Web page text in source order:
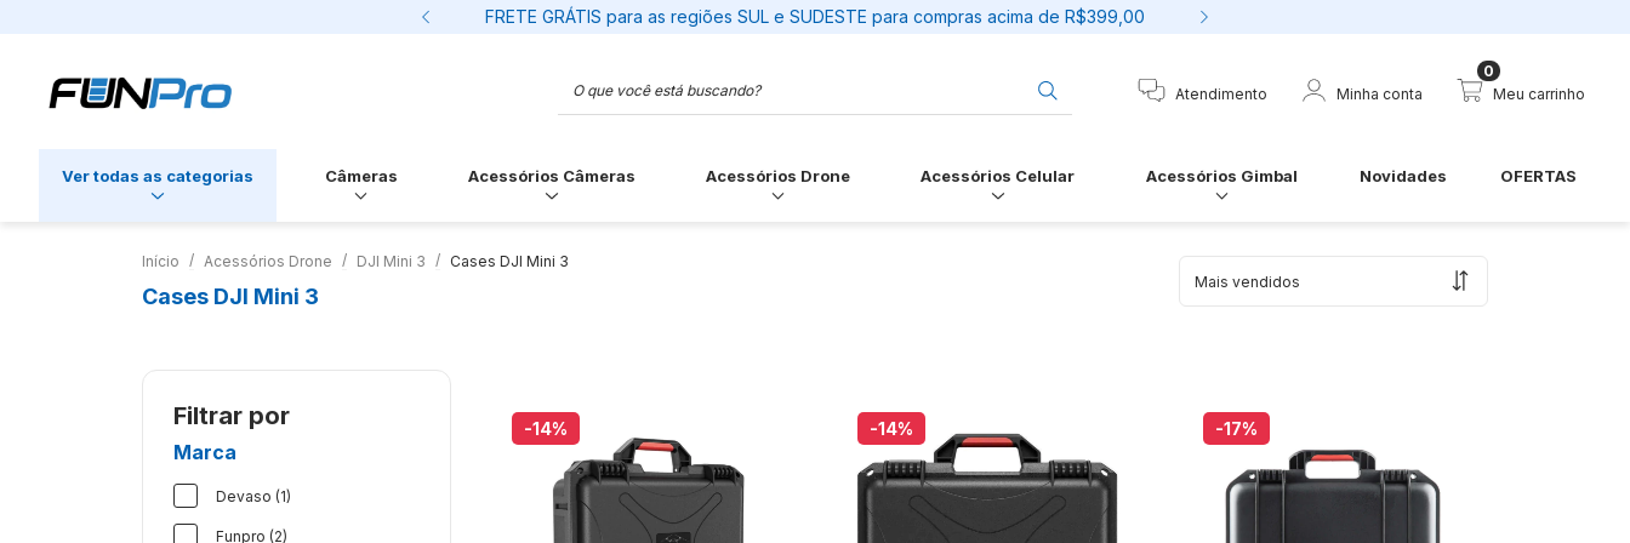
FRETE GRÁTIS para as regiões SUL e SUDESTE para compras acima de R$399,00
Atendimento Minha conta Meu carrinho
0
Ver todas as categorias Câmeras Acessórios Câmeras Acessórios Drone Acessórios Celular Acessórios Gimbal Novidades OFERTAS
Início Acessórios Drone DJI Mini 3 Cases DJI Mini 3
Cases DJI Mini 3
Filtrar por
Marca
Devaso (1)
Funpro (2)
-14% -14% -17%